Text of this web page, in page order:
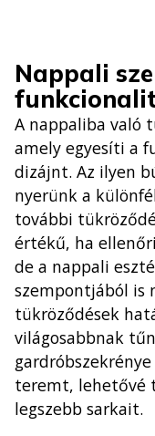
Nappali
A nappaliba való
amely egyesíti a
dizájnt. Az ilyen
nyerünk a
további
értékű, ha
de a nappali
szempontjából is
tükröződések
világosabbnak
teremt, lehetővé
legszebb sarkait.